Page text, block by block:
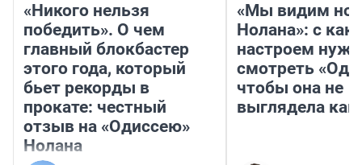
«Никого нельзя
победить». О чем
главный блокбастер
этого года, который
бьет рекорды в
прокате: честный
отзыв на «Одиссею»
Нолана
«Мы видим
Нолана»: с
настроем
смотреть
чтобы она не
выглядела как